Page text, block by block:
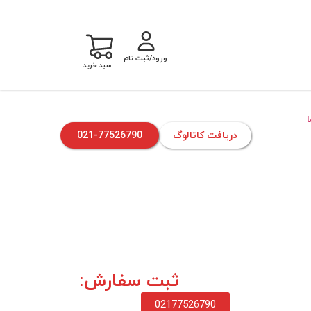
ورود/ثبت نام
سبد خرید
دریافت کاتالوگ 021-77526790
ثبت سفارش:
02177526790